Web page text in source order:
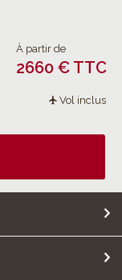
À partir de
2660 € TTC
Vol inclus